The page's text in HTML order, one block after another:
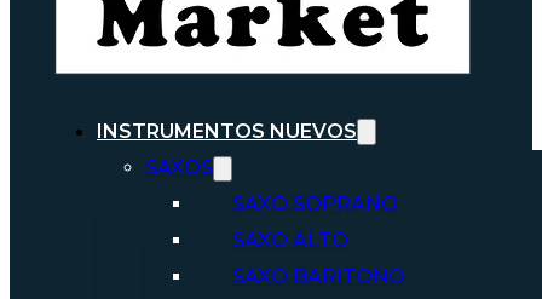
INSTRUMENTOS NUEVOS
SAXOS
SAXO SOPRANO
SAXO ALTO
SAXO BARITONO